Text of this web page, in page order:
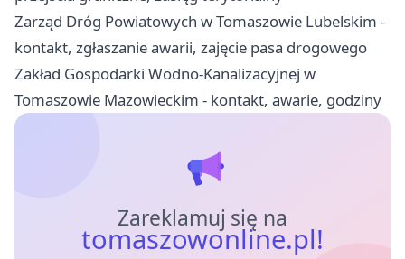
Zarząd Dróg Powiatowych w Tomaszowie Lubelskim -
kontakt, zgłaszanie awarii, zajęcie pasa drogowego
Zakład Gospodarki Wodno-Kanalizacyjnej w
Tomaszowie Mazowieckim - kontakt, awarie, godziny
Zareklamuj się na
tomaszowonline.pl!